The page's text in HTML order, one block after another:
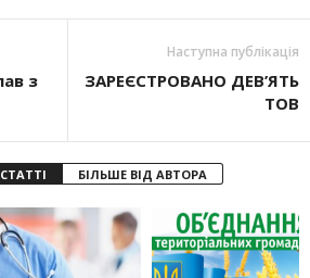
з
Наступна публікація
ЗАРЕЄСТРОВАНО ДЕВ’ЯТЬ
ТОВ
БІЛЬШЕ ВІД АВТОРА